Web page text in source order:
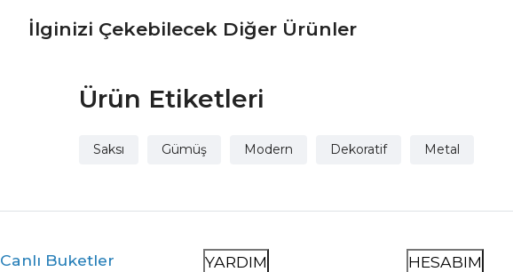
İlginizi Çekebilecek Diğer Ürünler
Ürün Etiketleri
Saksı Gümüş Modern Dekoratif Metal
Canlı Buketler YARDIM HESABIM